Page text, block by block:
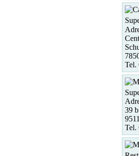
Tel.
39
Tel.